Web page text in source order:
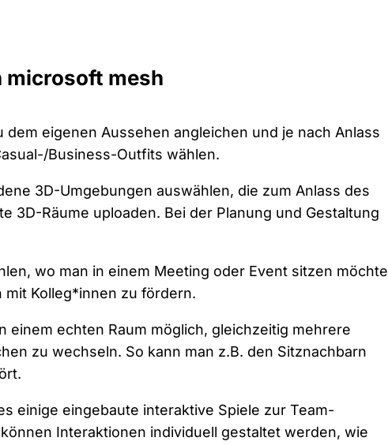
microsoft mesh
dem eigenen Aussehen angleichen und je nach Anlass
Business-Outfits wählen.
3D-Umgebungen auswählen, die zum Anlass des
3D-Räume uploaden. Bei der Planung und Gestaltung
wo man in einem Meeting oder Event sitzen möchte
Kolleg*innen zu fördern.
einem echten Raum möglich, gleichzeitig mehrere
zu wechseln. So kann man z.B. den Sitznachbarn
einige eingebaute interaktive Spiele zur Team-
Interaktionen individuell gestaltet werden, wie